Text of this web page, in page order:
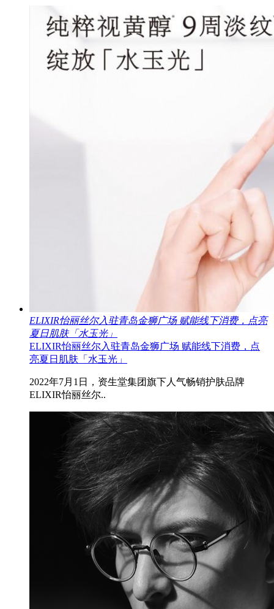
ELIXIR怡丽丝尔入驻青岛金狮广场 赋能线下消费，点亮
夏日肌肤「水玉光」
ELIXIR怡丽丝尔入驻青岛金狮广场 赋能线下消费，点
亮夏日肌肤「水玉光」
2022年7月1日，资生堂集团旗下人气畅销护肤品牌
ELIXIR怡丽丝尔..